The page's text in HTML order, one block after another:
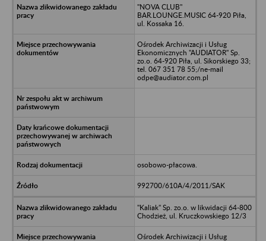
"NOVA CLUB"
BAR.LOUNGE.MUSIC 64-920 Piła,
ul. Kossaka 16.
Ośrodek Archiwizacji i Usług
Ekonomicznych "AUDIATOR" Sp.
zo.o. 64-920 Piła, ul. Sikorskiego 33;
tel. 067 351 78 55;/ne-mail
odpe@audiator.com.pl
osobowo-płacowa.
992700/610A/4/2011/SAK
"Kaliak" Sp. zo.o. w likwidacji 64-800
Chodzież, ul. Kruczkowskiego 12/3
Ośrodek Archiwizacji i Usług